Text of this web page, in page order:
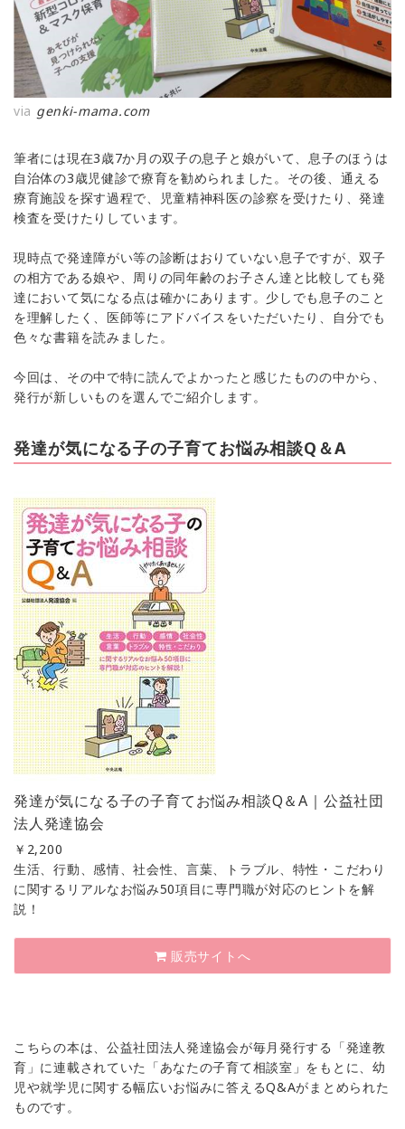
via genki-mama.com
筆者には現在3歳7か月の双子の息子と娘がいて、息子のほうは
自治体の3歳児健診で療育を勧められました。その後、通える
療育施設を探す過程で、児童精神科医の診察を受けたり、発達
検査を受けたりしています。
現時点で発達障がい等の診断はおりていない息子ですが、双子
の相方である娘や、周りの同年齢のお子さん達と比較しても発
達において気になる点は確かにあります。少しでも息子のこと
を理解したく、医師等にアドバイスをいただいたり、自分でも
色々な書籍を読みました。
今回は、その中で特に読んでよかったと感じたものの中から、
発行が新しいものを選んでご紹介します。
発達が気になる子の子育てお悩み相談Q＆A
発達が気になる子の子育てお悩み相談Q＆A｜公益社団
法人発達協会
￥ 2,200
生活、行動、感情、社会性、言葉、トラブル、特性・こだわり
に関するリアルなお悩み50項目に専門職が対応のヒントを解
説！
販売サイトへ
こちらの本は、公益社団法人発達協会が毎月発行する「発達教
育」に連載されていた「あなたの子育て相談室」をもとに、幼
児や就学児に関する幅広いお悩みに答えるQ&Aがまとめられた
ものです。